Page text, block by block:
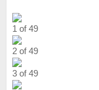
1 of 49
2 of 49
3 of 49